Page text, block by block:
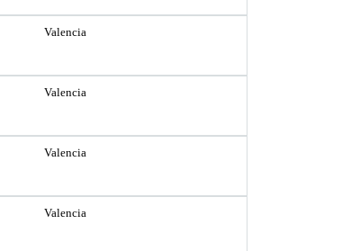
Valencia
Valencia
Valencia
Valencia